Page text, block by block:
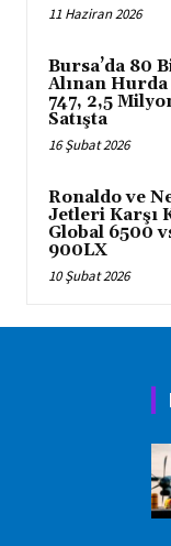
11 Haziran 2026
Bursa’da 80
Alınan
747, 2,5
Satışta
16 Şubat 2026
Ronaldo ve
Jetleri Karşı
Global 6500
900LX
10 Şubat 2026